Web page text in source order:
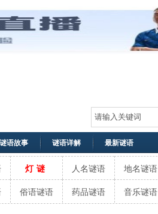
谜语故事 谜语详解 最新谜语
灯谜 人名谜语 地名谜语
俗语谜语 药品谜语 音乐谜语